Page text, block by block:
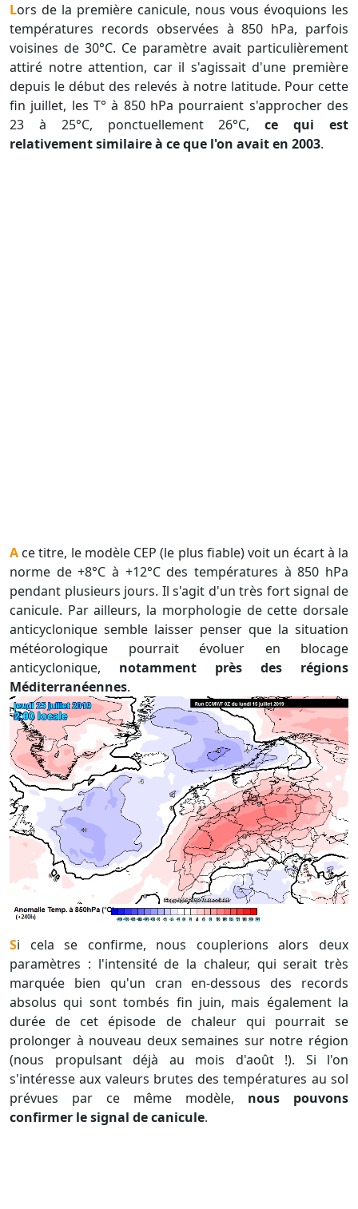
Lors de la première canicule, nous vous évoquions les
températures records observées à 850 hPa, parfois
voisines de 30°C. Ce paramètre avait particulièrement
attiré notre attention, car il s'agissait d'une première
depuis le début des relevés à notre latitude. Pour cette
fin juillet, les T° à 850 hPa pourraient s'approcher des
23 à 25°C, ponctuellement 26°C,ce qui est
relativement similaire à ce que l'on avait en 2003.
A ce titre, le modèle CEP (le plus fiable) voit un écart à la
norme de +8°C à +12°C des températures à 850 hPa
pendant plusieurs jours. Il s'agit d'un très fort signal de
canicule. Par ailleurs, la morphologie de cette dorsale
anticyclonique semble laisser penser que la situation
météorologique pourrait évoluer en blocage
anticyclonique, notamment près des régions
Méditerranéennes.
Si cela se confirme, nous couplerions alors deux
paramètres : l'intensité de la chaleur, qui serait très
marquée bien qu'un cran en-dessous des records
absolus qui sont tombés fin juin, mais également la
durée de cet épisode de chaleur qui pourrait se
prolonger à nouveau deux semaines sur notre région
(nous propulsant déjà au mois d'août !). Si l'on
s'intéresse aux valeurs brutes des températures au sol
prévues par ce même modèle, nous pouvons
confirmer le signal de canicule.